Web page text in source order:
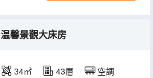
温馨景觀大床房
34㎡ 43層 空調